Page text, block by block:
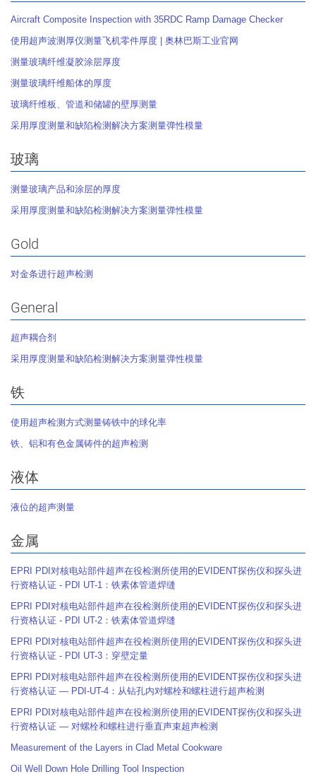
Aircraft Composite Inspection with 35RDC Ramp Damage Checker
使用超声波测厚仪测量飞机零件厚度 | 奥林巴斯工业官网
测量玻璃纤维凝胶涂层厚度
测量玻璃纤维船体的厚度
玻璃纤维板、管道和储罐的壁厚测量
采用厚度测量和缺陷检测解决方案测量弹性模量
玻璃
测量玻璃产品和涂层的厚度
采用厚度测量和缺陷检测解决方案测量弹性模量
Gold
对金条进行超声检测
General
超声耦合剂
采用厚度测量和缺陷检测解决方案测量弹性模量
铁
使用超声检测方式测量铸铁中的球化率
铁、铝和有色金属铸件的超声检测
液体
液位的超声测量
金属
EPRI PDI对核电站部件超声在役检测所使用的EVIDENT探伤仪和探头进
行资格认证 - PDI UT-1：铁素体管道焊缝
EPRI PDI对核电站部件超声在役检测所使用的EVIDENT探伤仪和探头进
行资格认证 - PDI UT-2：铁素体管道焊缝
EPRI PDI对核电站部件超声在役检测所使用的EVIDENT探伤仪和探头进
行资格认证 - PDI UT-3：穿壁定量
EPRI PDI对核电站部件超声在役检测所使用的EVIDENT探伤仪和探头进
行资格认证 — PDI-UT-4：从钻孔内对螺栓和螺柱进行超声检测
EPRI PDI对核电站部件超声在役检测所使用的EVIDENT探伤仪和探头进
行资格认证 — 对螺栓和螺柱进行垂直声束超声检测
Measurement of the Layers in Clad Metal Cookware
Oil Well Down Hole Drilling Tool Inspection